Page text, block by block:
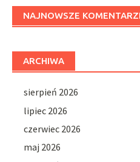
NAJNOWSZE
ARCHIWA
sierpień 2026
lipiec 2026
czerwiec 2026
maj 2026